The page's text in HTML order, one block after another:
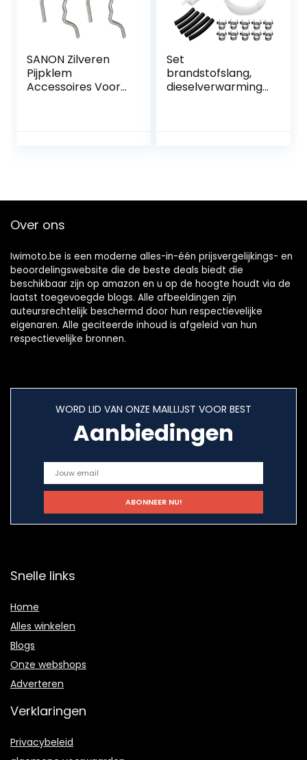
SANON Zilveren
Pijpklem
Accessoires Voor
Set
brandstofslang,
dieselverwarming,
clipkit voor auto,
Over ons
Iwimoto.be is een moderne alles-in-één prijsvergelijkings- en
beoordelingswebsite die de beste deals biedt die
beschikbaar zijn op amazon en u op de hoogte houdt via de
laatst toegevoegde blogs. Alle afbeeldingen zijn
auteursrechtelijk beschermd door hun respectievelijke
eigenaren. Alle geciteerde inhoud is afgeleid van hun
respectievelijke bronnen.
WORD LID VAN ONZE MAILLIJST VOOR BEST
Aanbiedingen
Snelle links
Home
Alles winkelen
Blogs
Onze webshops
Adverteren
Verklaringen
Privacybeleid